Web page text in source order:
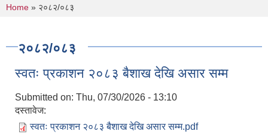
You are here
Home » २०८२/०८३
२०८२/०८३
स्वतः प्रकाशन २०८३ बैशाख देखि असार सम्म
Submitted on: Thu, 07/30/2026 - 13:10
दस्तावेज:
स्वतः प्रकाशन २०८३ बैशाख देखि असार सम्म.pdf